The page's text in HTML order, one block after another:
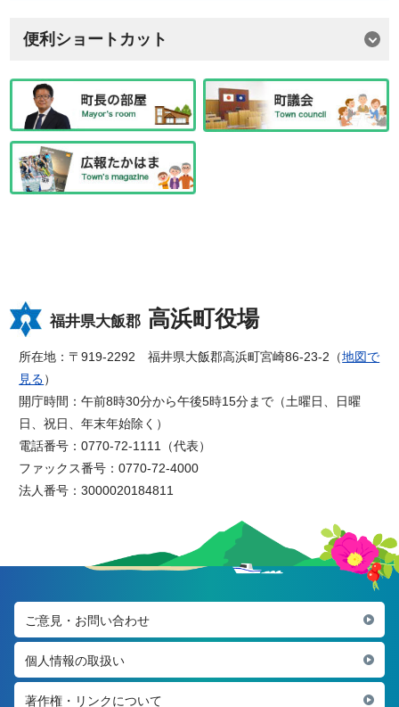
便利ショートカット
福井県大飯郡 高浜町役場
所在地：〒919-2292 福井県大飯郡高浜町宮崎86-23-2（地図で
見る）
開庁時間：午前8時30分から午後5時15分まで（土曜日、日曜
日、祝日、年末年始除く）
電話番号：0770-72-1111（代表）
ファックス番号：0770-72-4000
法人番号：3000020184811
ご意見・お問い合わせ
個人情報の取扱い
著作権・リンクについて